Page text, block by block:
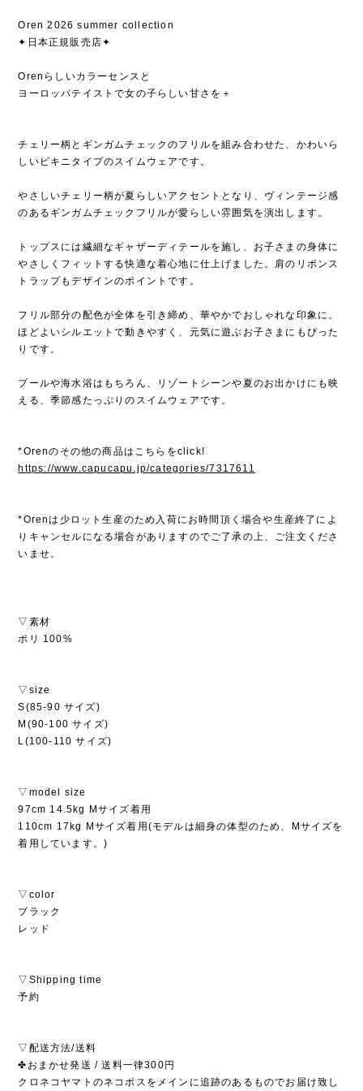
Oren 2026 summer collection
✦日本正規販売店✦
Orenらしいカラーセンスと
ヨーロッパテイストで女の子らしい甘さを＋
チェリー柄とギンガムチェックのフリルを組み合わせた、かわいら
しいビキニタイプのスイムウェアです。
やさしいチェリー柄が夏らしいアクセントとなり、ヴィンテージ感
のあるギンガムチェックフリルが愛らしい雰囲気を演出します。
トップスには繊細なギャザーディテールを施し、お子さまの身体に
やさしくフィットする快適な着心地に仕上げました。肩のリボンス
トラップもデザインのポイントです。
フリル部分の配色が全体を引き締め、華やかでおしゃれな印象に。
ほどよいシルエットで動きやすく、元気に遊ぶお子さまにもぴった
りです。
プールや海水浴はもちろん、リゾートシーンや夏のお出かけにも映
える、季節感たっぷりのスイムウェアです。
*Orenのその他の商品はこちらをclick!
https://www.capucapu.jp/categories/7317611
*Orenは少ロット生産のため入荷にお時間頂く場合や生産終了によ
りキャンセルになる場合がありますのでご了承の上、ご注文くださ
いませ。
▽素材
ポリ 100%
▽size
S(85-90 サイズ)
M(90-100 サイズ)
L(100-110 サイズ)
▽model size
97cm 14.5kg Mサイズ着用
110cm 17kg Mサイズ着用(モデルは細身の体型のため、Mサイズを
着用しています。)
▽color
ブラック
レッド
▽Shipping time
予約
▽配送方法/送料
✤おまかせ発送 / 送料一律300円
クロネコヤマトのネコポスをメインに追跡のあるものでお届け致し